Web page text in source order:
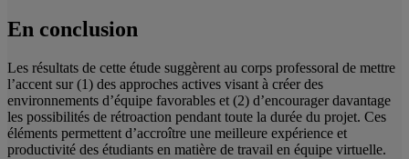
En conclusion
Les résultats de cette étude suggèrent au corps professoral de mettre
l’accent sur (1) des approches actives visant à créer des
environnements d’équipe favorables et (2) d’encourager davantage
les possibilités de rétroaction pendant toute la durée du projet. Ces
éléments permettent d’accroître une meilleure expérience et
productivité des étudiants en matière de travail en équipe virtuelle.